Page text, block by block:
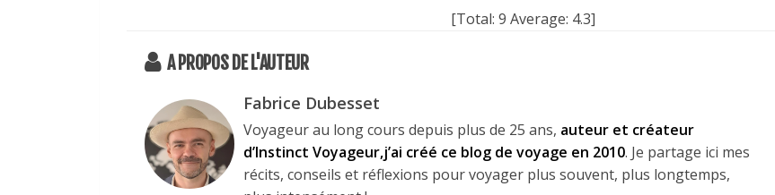
[Total: 9 Average: 4.3]
A PROPOS DE L'AUTEUR
Fabrice Dubesset
Voyageur au long cours depuis plus de 25 ans, auteur et créateur
d’Instinct Voyageur,j’ai créé ce blog de voyage en 2010. Je partage ici mes
récits, conseils et réflexions pour voyager plus souvent, plus longtemps,